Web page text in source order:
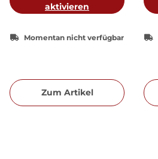
aktivieren
Momentan nicht verfügbar
Zum Artikel